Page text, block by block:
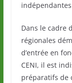
indépendantes
Dans le cadre
régionales
d’entrée en
CENI, il est
préparatifs de